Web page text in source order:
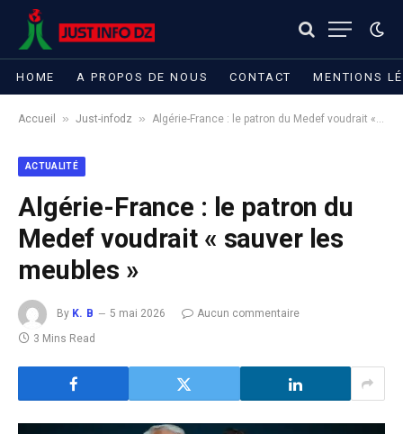
HOME A PROPOS DE NOUS CONTACT MENTIONS
Accueil » Just-infodz » Algérie-France : le patron du Medef voudrait « sauver les meubles »
ACTUALITÉ
Algérie-France : le patron du
Medef voudrait « sauver les
meubles »
By K. B 5 mai 2026
Aucun commentaire
3 Mins Read